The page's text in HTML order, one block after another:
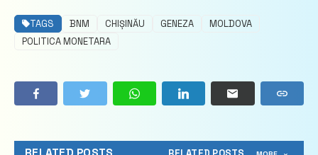
TAGS BNM CHIȘINĂU GENEZA
MOLDOVA
POLITICA MONETARA